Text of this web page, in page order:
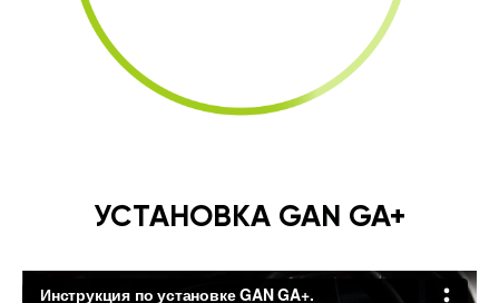
УСТАНОВКА GAN GA+